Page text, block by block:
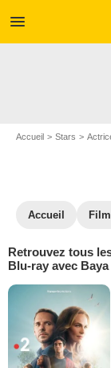
menu
Accueil Stars
Accueil
Retrouvez tous
Blu-ray avec Baya